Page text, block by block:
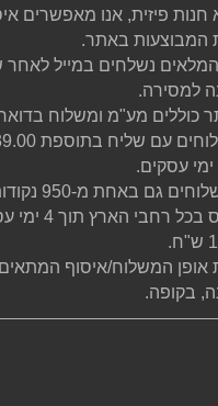
פיזית, אנו מאפשרים
המבוצעות באתר.
נשלחים במייל
למסירה.
כוללים מע"מ ומשלוח
ניתן לאסוף
של צ'יטה שופס בכל רחבי
אופן המשלוח/איסוף
בקופה.